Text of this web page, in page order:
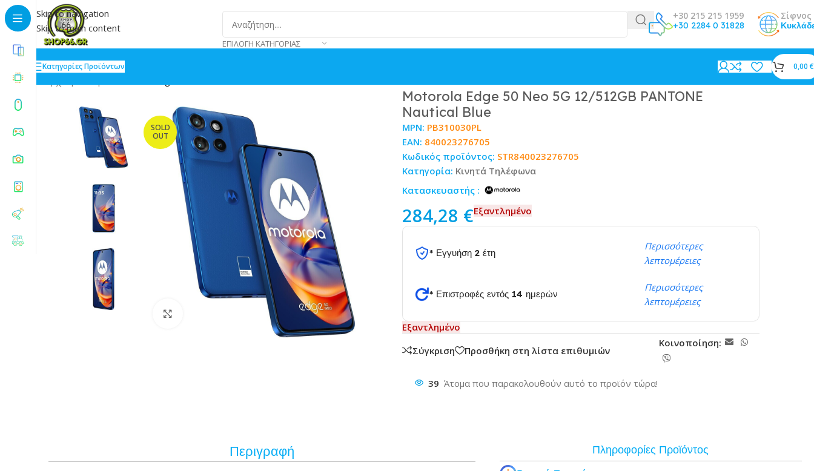
Skip to navigation
Skip to main content
ΕΠΙΛΟΓΉ ΚΑΤΗΓΟΡΊΑΣ
+30 215 215 1959
+30 2284 0 31828
Σίφνος
Κατηγορίες Προϊόντων 0,00 €
SOLD
OUT
Κάντε κλικ για μεγέθυνση
Motorola Edge 50 Neo 5G 12/512GB PANTONE
Nautical Blue
Κατασκευαστής :
MPN: PB310030PL
EAN: 840023276705
Κωδικός προϊόντος: STR840023276705
Κατηγορία: Κινητά Τηλέφωνα
284,28 €Εξαντλημένο
* Εγγυήση 2 έτη
Περισσότερες
λεπτομέρειες
* Επιστροφές εντός 14 ημερών
Περισσότερες
λεπτομέρειες
Εξαντλημένο
Σύγκριση
Προσθήκη στη λίστα επιθυμιών
Κοινοποίηση:
39 Άτομα που παρακολουθούν αυτό το προϊόν τώρα!
Περιγραφή
Πληροφορίες Προϊόντος